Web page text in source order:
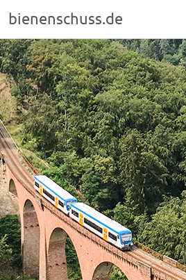
bienenschuss.de